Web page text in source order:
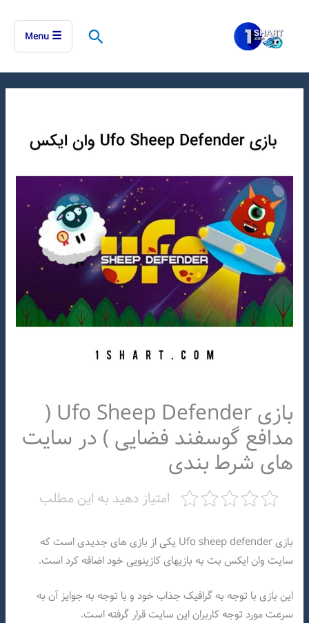
جستجو☰
Menu
بازی Ufo Sheep Defender (
مدافع گوسفند فضایی ) در سایت
های شرط بندی
امتیاز دهید به این مطلب
بازی Ufo sheep defender یکی از بازی های جدیدی است که
سایت وان ایکس بت به بازیهای کازینویی خود اضافه کرد است.
این بازی با توجه به گرافیک جذاب خود و با توجه به جوایز آن به
سرعت مورد توجه کاربران این سایت قرار گرفته است.